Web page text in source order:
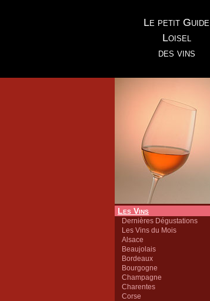
Le petit Guide
Loisel
des vins
Les Vins
Dernières Dégustations
Les Vins du Mois
Alsace
Beaujolais
Bordeaux
Bourgogne
Champagne
Charentes
Corse